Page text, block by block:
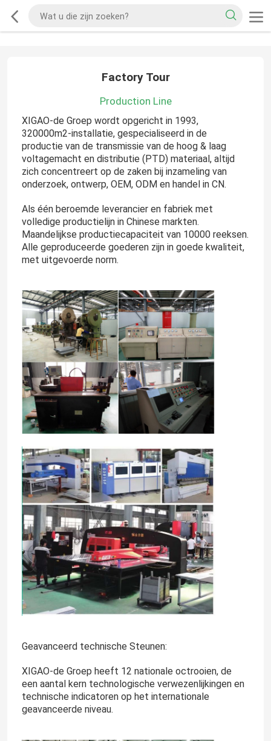
Factory Tour
Production Line
XIGAO-de Groep wordt opgericht in 1993,
320000m2-installatie, gespecialiseerd in de
productie van de transmissie van de hoog & laag
voltagemacht en distributie (PTD) materiaal, altijd
zich concentreert op de zaken bij inzameling van
onderzoek, ontwerp, OEM, ODM en handel in CN.
Als één beroemde leverancier en fabriek met
volledige productielijn in Chinese markten.
Maandelijkse productiecapaciteit van 10000 reeksen.
Alle geproduceerde goederen zijn in goede kwaliteit,
met uitgevoerde norm.
Geavanceerd technische Steunen:
XIGAO-de Groep heeft 12 nationale octrooien, de
een aantal kern technologische verwezenlijkingen en
technische indicatoren op het internationale
geavanceerde niveau.